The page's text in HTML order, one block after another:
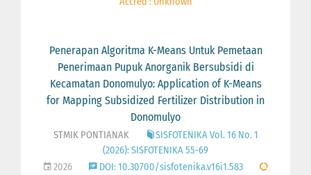
Penerapan Algoritma K-Means Untuk Pemetaan
Penerimaan Pupuk Anorganik Bersubsidi di
Kecamatan Donomulyo: Application of K-Means
for Mapping Subsidized Fertilizer Distribution in
Donomulyo
STMIK PONTIANAK
SISFOTENIKA Vol. 16 No. 1
(2026): SISFOTENIKA 55-69
2026
DOI: 10.30700/sisfotenika.v16i1.583